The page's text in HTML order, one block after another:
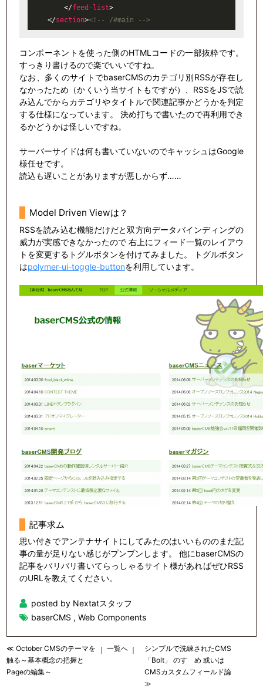
</feed-list>
</section><!-- /#main -->
コンポーネントを使った側のHTMLコードの一部抜粋です。
すっきり書けるので楽でいいですね。
なお、多くのサイトでbaserCMSのカテゴリ別RSSが存在し
なかったため（かくいう当サイトもですが）、RSSをJSで読
み込んでからカテゴリやタイトルで関連記事かどうかを判定
する仕様になっています。 決め打ちで書いたので再利用でき
るかどうかは怪しいですね。
サーバーサイドは何も書いていないのでキャッシュはGoogle
様任せです。
読込も遅いことがありますが悪しからず……
Model Driven Viewは？
RSSを読み込む機能だけだと双方向データバインディングの
威力が実感できなかったので 右上にフィード一覧のレイアウ
トを変更するトグルボタンを付けてみました。 トグルボタン
はpolymer-ui-toggle-buttonを利用しています。
記事求ム
思い付きでアンテナサイトにしてみたのはいいもののまだ記
事の量が足りない感じがプンプンします。 他にbaserCMSの
記事をバリバリ書いてらっしゃるサイト様があればぜひRSS
のURLを教えてください。
posted by Nextatスタッフ
baserCMS , Web Components
≪ October CMSのテーマを
触る～基本概念の把握と
Pageの編集～
｜一覧へ ｜
シンプルで洗練されたCMS
「Bolt」 のすゝめ 或いは
CMSカスタムフィールド論
≫